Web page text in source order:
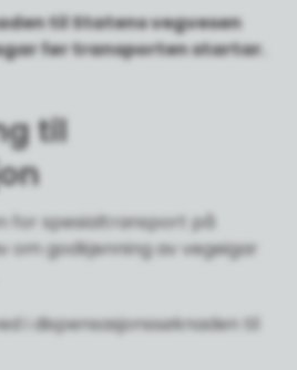
til Statens vegvesen
før transporten startar.
til
for spesialtransport på
om godkjenning av vegeigar
i dispensasjonssøknaden til